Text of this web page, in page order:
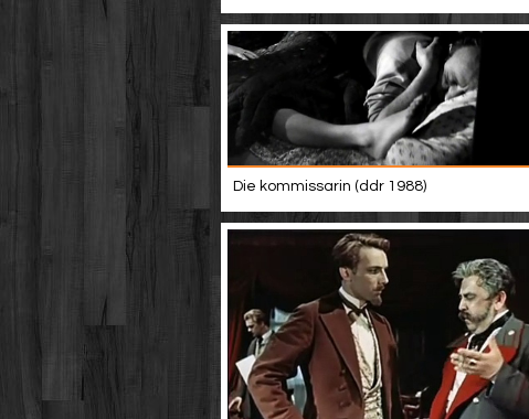
Die kommissarin (ddr 1988)